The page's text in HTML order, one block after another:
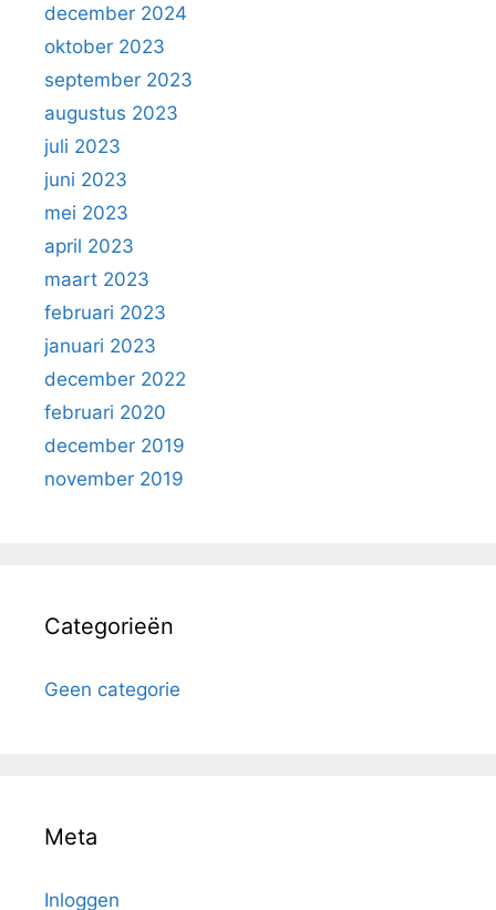
december 2024
oktober 2023
september 2023
augustus 2023
juli 2023
juni 2023
mei 2023
april 2023
maart 2023
februari 2023
januari 2023
december 2022
februari 2020
december 2019
november 2019
Categorieën
Geen categorie
Meta
Inloggen